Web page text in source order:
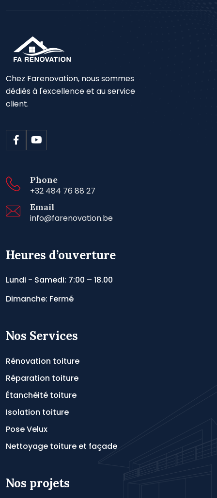
Chez Farenovation, nous sommes
dédiés à l'excellence et au service
client.
Phone
+32 484 76 88 27
Email
info@farenovation.be
Heures d’ouverture
Lundi - Samedi: 7:00 – 18.00
Dimanche: Fermé
Nos Services
Rénovation toiture
Réparation toiture
Étanchéité toiture
Isolation toiture
Pose Velux
Nettoyage toiture et façade
Nos projets